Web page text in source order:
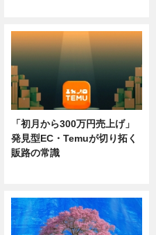
「初月から300万円売上げ」
発見型EC・Temuが切り拓く
販路の常識